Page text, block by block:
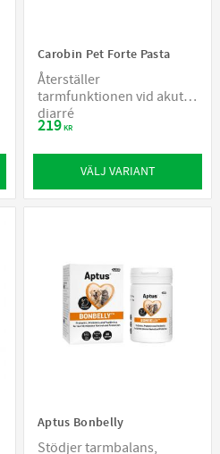
Carobin Pet Forte Pasta
Återställer
tarmfunktionen vid akut
diarré
219KR
VÄLJ VARIANT
Aptus Bonbelly
Stödjer tarmbalans,